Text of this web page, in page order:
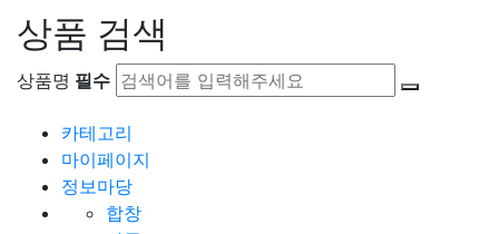
상품 검색
상품명 필수
카테고리
마이페이지
정보마당
합창